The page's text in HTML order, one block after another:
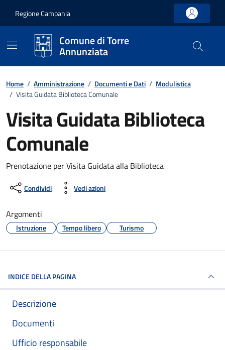
Regione Campania
Comune di Torre
Annunziata
Home / Amministrazione / Documenti e Dati / Modulistica
/ Visita Guidata Biblioteca Comunale
Visita Guidata Biblioteca
Comunale
Dettagli del documento
Prenotazione per Visita Guidata alla Biblioteca
Condividi Vedi azioni
Argomenti
Istruzione Tempo libero Turismo
INDICE DELLA PAGINA
Descrizione
Documenti
Ufficio responsabile